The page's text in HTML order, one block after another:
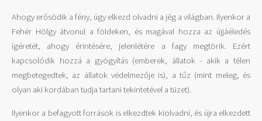
Ahogy erősödik a fény, úgy elkezd olvadni a jég a világban. Ilyenkor a
Fehér Hölgy átvonul a földeken, és magával hozza az újjáéledés
ígéretét, ahogy érintésére, jelenlétére a fagy megtörik. Ezért
kapcsolódik hozzá a gyógyítás (emberek, állatok - akik a télen
megbetegedtek, az állatok védelmezője is), a tűz (mint meleg, és
olyan aki kordában tudja tartani tekintetével a tüzet).
Ilyenkor a befagyott források is elkezdtek kiolvadni, és újra elkezdett